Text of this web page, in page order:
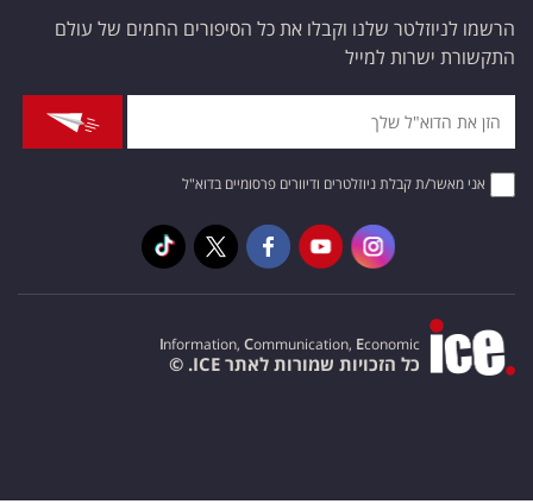
הרשמו לניוזלטר שלנו וקבלו את כל הסיפורים החמים של עולם
התקשורת ישרות למייל
אני מאשר/ת קבלת ניוזלטרים ודיוורים פרסומיים בדוא"ל
Information, Communication, Economic
כל הזכויות שמורות לאתר ICE. ©